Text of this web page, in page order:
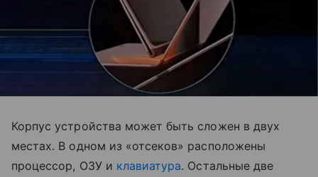
Корпус устройства может быть сложен в двух
местах. В одном из «отсеков» расположены
процессор, ОЗУ и клавиатура. Остальные две